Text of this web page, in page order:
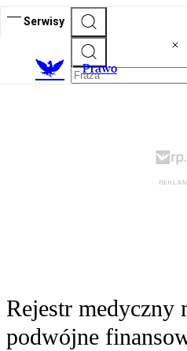
Serwisy
Prawo
Rejestr medyczny
podwójne